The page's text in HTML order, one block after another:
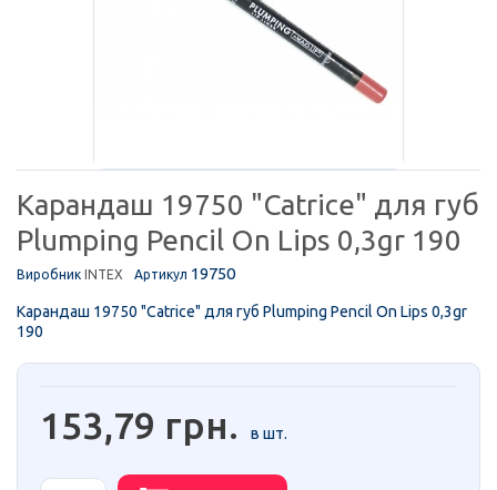
Карандаш 19750 "Catrice" для губ
Plumping Pencil On Lips 0,3gr 190
Виробник INTEX Артикул 19750
Карандаш 19750 "Catrice" для губ Plumping Pencil On Lips 0,3gr
190
153,79 грн. в шт.